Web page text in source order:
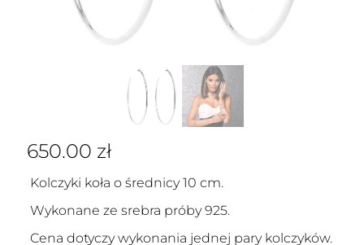
650.00 zł
Kolczyki koła o średnicy 10 cm.
Wykonane ze srebra próby 925.
Cena dotyczy wykonania jednej pary kolczyków.